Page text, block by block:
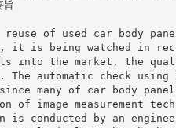
旨
reuse of used car body
it is being watched in
into the market, the
The automatic check using
since many of car body
of image measurement
is conducted by an